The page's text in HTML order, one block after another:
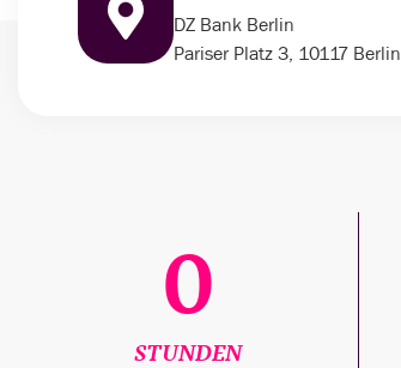
DZ Bank Berlin
Pariser Platz 3, 10117 Berlin
STUNDEN
0